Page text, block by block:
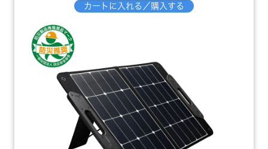
カートに入れる／購入する